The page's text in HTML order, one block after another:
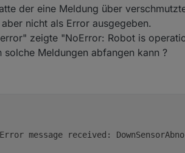
des Ecovacs Deebot Adapters berichten
Meinung fragen, ob es noch "offene
so vorgestellt habt ( Bitte dabei aber
der eine Meldung über
nicht als Error ausgegeben.
zeigte "NoError: Robot is
Meldungen abfangen kann ?
Error message received: